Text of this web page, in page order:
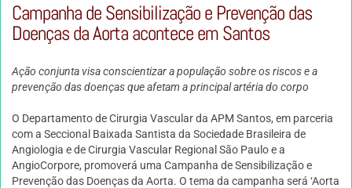
Campanha de Sensibilização e Prevenção das
Doenças da Aorta acontece em Santos
Ação conjunta visa conscientizar a população sobre os riscos e a
prevenção das doenças que afetam a principal artéria do corpo
O Departamento de Cirurgia Vascular da APM Santos, em parceria
com a Seccional Baixada Santista da Sociedade Brasileira de
Angiologia e de Cirurgia Vascular Regional São Paulo e a
AngioCorpore, promoverá uma Campanha de Sensibilização e
Prevenção das Doenças da Aorta. O tema da campanha será ‘Aorta